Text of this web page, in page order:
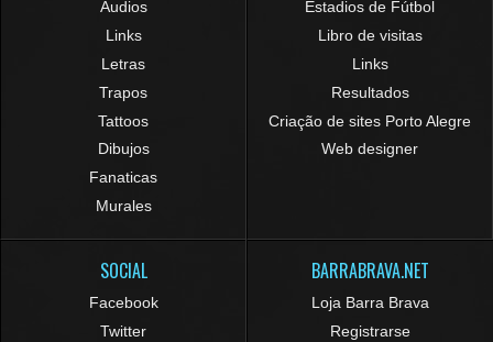
Audios
Links
Letras
Trapos
Tattoos
Dibujos
Fanaticas
Murales
Estadios de Fútbol
Libro de visitas
Links
Resultados
Criação de sites Porto Alegre
Web designer
SOCIAL
Facebook
Twitter
BARRABRAVA.NET
Loja Barra Brava
Registrarse